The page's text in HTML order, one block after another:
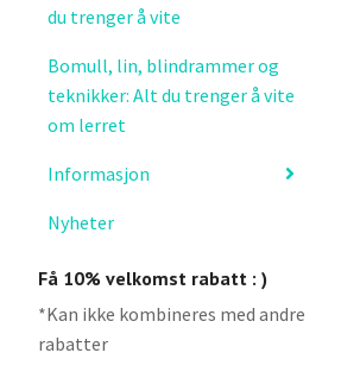
du trenger å vite
Bomull, lin, blindrammer og
teknikker: Alt du trenger å vite
om lerret
Informasjon
Nyheter
Få 10% velkomst rabatt : )
*Kan ikke kombineres med andre
rabatter